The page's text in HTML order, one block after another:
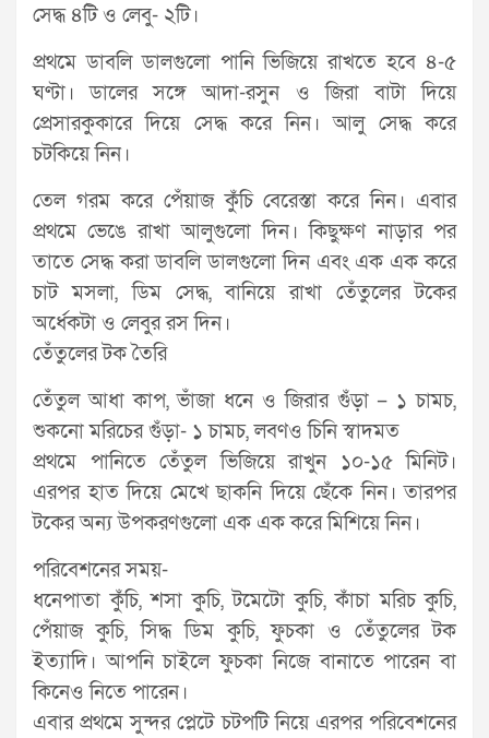
সেদ্ধ ৪টি ও লেবু- ২টি।
প্রথমে ডাবলি ডালগুলো পানি ভিজিয়ে রাখতে হবে ৪-৫
ঘণ্টা। ডালের সঙ্গে আদা-রসুন ও জিরা বাটা দিয়ে
প্রেসারকুকারে দিয়ে সেদ্ধ করে নিন। আলু সেদ্ধ করে
চটকিয়ে নিন।
তেল গরম করে পেঁয়াজ কুঁচি বেরেস্তা করে নিন। এবার
প্রথমে ভেঙে রাখা আলুগুলো দিন। কিছুক্ষণ নাড়ার পর
তাতে সেদ্ধ করা ডাবলি ডালগুলো দিন এবং এক এক করে
চাট মসলা, ডিম সেদ্ধ, বানিয়ে রাখা তেঁতুলের টকের
অর্ধেকটা ও লেবুর রস দিন।
তেঁতুলের টক তৈরি
তেঁতুল আধা কাপ, ভাঁজা ধনে ও জিরার গুঁড়া – ১ চামচ,
শুকনো মরিচের গুঁড়া- ১ চামচ, লবণও চিনি স্বাদমত
প্রথমে পানিতে তেঁতুল ভিজিয়ে রাখুন ১০-১৫ মিনিট।
এরপর হাত দিয়ে মেখে ছাকনি দিয়ে ছেঁকে নিন। তারপর
টকের অন্য উপকরণগুলো এক এক করে মিশিয়ে নিন।
পরিবেশনের সময়-
ধনেপাতা কুঁচি, শসা কুচি, টমেটো কুচি, কাঁচা মরিচ কুচি,
পেঁয়াজ কুচি, সিদ্ধ ডিম কুচি, ফুচকা ও তেঁতুলের টক
ইত্যাদি। আপনি চাইলে ফুচকা নিজে বানাতে পারেন বা
কিনেও নিতে পারেন।
এবার প্রথমে সুন্দর প্লেটে চটপটি নিয়ে এরপর পরিবেশনের